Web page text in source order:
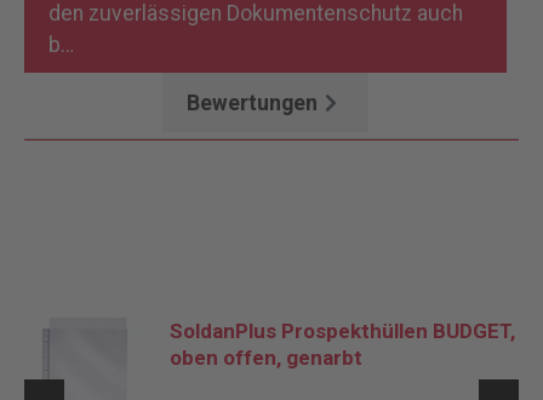
den zuverlässigen Dokumentenschutz auch
b…
Bewertungen
SoldanPlus Prospekthüllen BUDGET,
oben offen, genarbt